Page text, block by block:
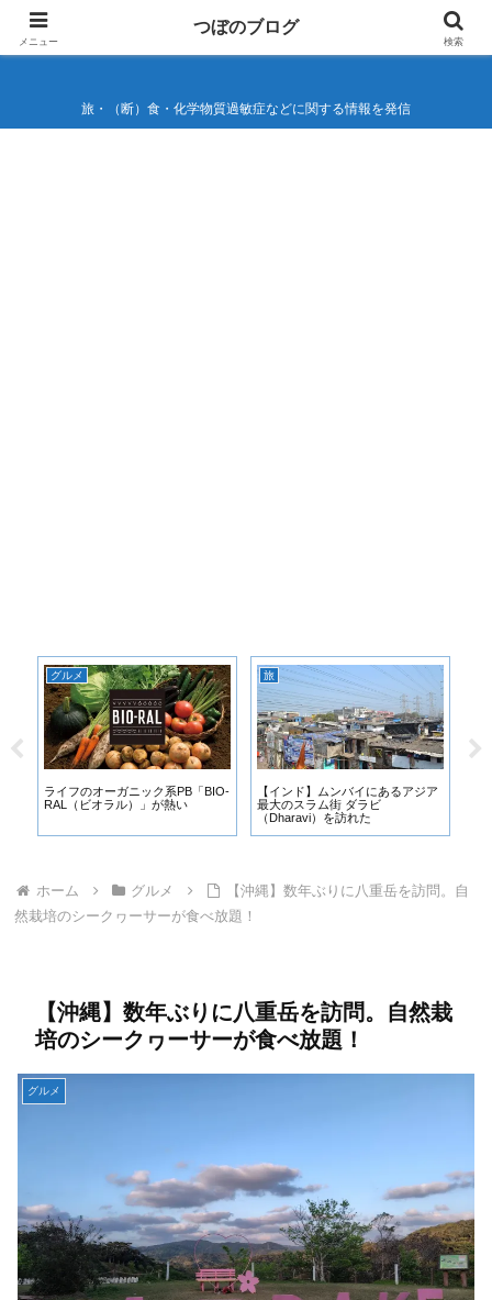
つぼのブログ
旅・（断）食・化学物質過敏症などに関する情報を発信
グルメ
ライフのオーガニック系PB「BIO-
RAL（ビオラル）」が熱い
旅
【インド】ムンバイにあるアジア
最大のスラム街 ダラビ
（Dharavi）を訪れた
ホーム グルメ
【沖縄】数年ぶりに八重岳を訪問。自
然栽培のシークヮーサーが食べ放題！
【沖縄】数年ぶりに八重岳を訪問。自然栽
培のシークヮーサーが食べ放題！
グルメ
メニュー
つぼのブログ
検索